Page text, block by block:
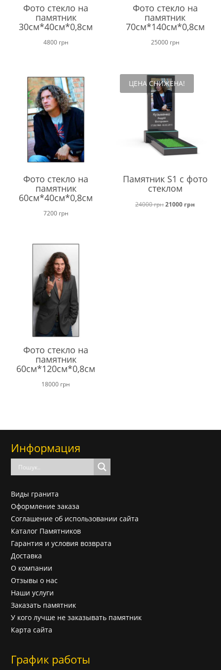
Фото стекло на
памятник
30см*40см*0,8см
4800 грн
Фото стекло на
памятник
70см*140см*0,8см
25000 грн
Фото стекло на
памятник
60см*40см*0,8см
7200 грн
ЦЕНА СНИЖЕНА!
Памятник S1 с фото
стеклом
24000грнПервоначальная
21000 грн
Фото стекло на
памятник
60см*120см*0,8см
18000 грн
Информация
Виды гранита
Оформление заказа
Соглашение об использовании сайта
Каталог Памятников
Гарантия и условия возврата
Доставка
О компании
Отзывы о нас
Наши услуги
Заказать памятник
У кого лучше не заказывать памятник
Карта сайта
График работы